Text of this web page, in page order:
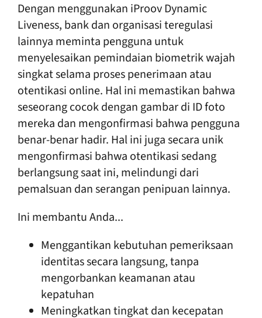
Dengan menggunakan iProov Dynamic
Liveness, bank dan organisasi teregulasi
lainnya meminta pengguna untuk
menyelesaikan pemindaian biometrik wajah
singkat selama proses penerimaan atau
otentikasi online. Hal ini memastikan bahwa
seseorang cocok dengan gambar di ID foto
mereka dan mengonfirmasi bahwa pengguna
benar-benar hadir. Hal ini juga secara unik
mengonfirmasi bahwa otentikasi sedang
berlangsung saat ini, melindungi dari
pemalsuan dan serangan penipuan lainnya.
Ini membantu Anda...
Menggantikan kebutuhan pemeriksaan
identitas secara langsung, tanpa
mengorbankan keamanan atau
kepatuhan
Meningkatkan tingkat dan kecepatan